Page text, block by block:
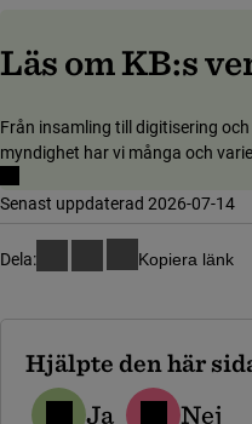
Läs om KB:s
Från insamling till digitisering
myndighet har vi många och
Senast uppdaterad 2026-07-14
Dela: Kopiera länk
Hjälpte den här
Ja Nej